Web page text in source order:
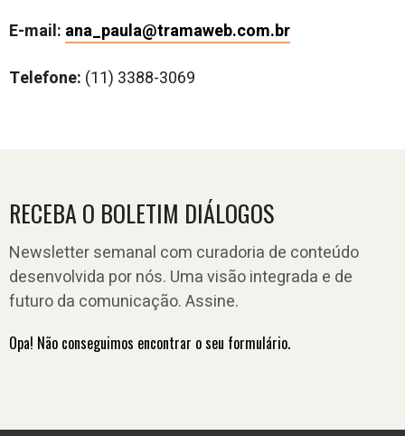
E-mail: ana_paula@tramaweb.com.br
Telefone: (11) 3388-3069
RECEBA O BOLETIM DIÁLOGOS
Newsletter semanal com curadoria de conteúdo
desenvolvida por nós. Uma visão integrada e de
futuro da comunicação. Assine.
Opa! Não conseguimos encontrar o seu formulário.